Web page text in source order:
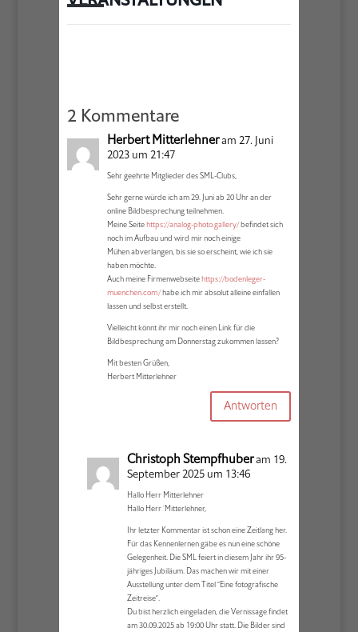
2 Kommentare
Herbert Mitterlehneram 27. Juni
2023 um 21:47
Sehr geehrte Mitglieder des SML-Clubs,
Sehr gerne würde ich am 29. Juni ab 20 Uhr an der
online Bildbesprechung teilnehmen.
Meine Seitehttps://analog-photo.gallery/befindet sich
noch im Aufbau und wird mir noch einige
Mühen abverlangen, bis sie so erscheint, wie ich sie
haben möchte.
Auch meine Firmenwebseitehttps://bodenleger-
muenchen.com/habe ich mir absolut alleine einfallen
lassen und selbst erstellt.
Vielleicht könnt ihr mir noch einen Link für die
Bildbesprechung am Donnerstag zukommen lassen?
Mit besten Grüßen,
Herbert Mitterlehner
Antworten
Christoph Stempfhuberam 19.
September 2025 um 13:46
Hallo Herr Mitterlehner
Hallo Herr ´Mitterlehner,
Ihr letzter Kommentar ist schon eine Zeitlang her.
Für das Kennenlernen gäbe es nun eine schöne
Gelegenheit. Die SML feiert in diesem Jahr ihr 95-
jähriges Jubiläum. Das machen wir mit einer
Ausstellung unter dem Titel “Eine fotografische
Zeitreise”.
Du bist herzlich eingeladen, die Vernissage findet
am 30.09.2025 ab 19:00 Uhr statt. Die Bilder sind